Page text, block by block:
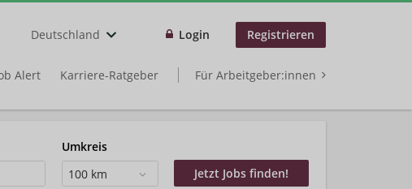
Deutschland Login Registrieren
Alert Karriere-Ratgeber Für Arbeitgeber:innen
Umkreis
100 km